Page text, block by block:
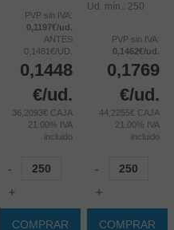
PVP sin IVA:
0,1197€/ud.
ANTES
0,1481€/UD.
0,1448
€/ud.
36,2093€ CAJA
21.00% IVA
incluido
-
+
COMPRAR
Ud. mín.: 250
PVP sin IVA:
0,1462€/ud.
0,1769
€/ud.
44,2255€ CAJA
21.00% IVA
incluido
-
+
COMPRAR